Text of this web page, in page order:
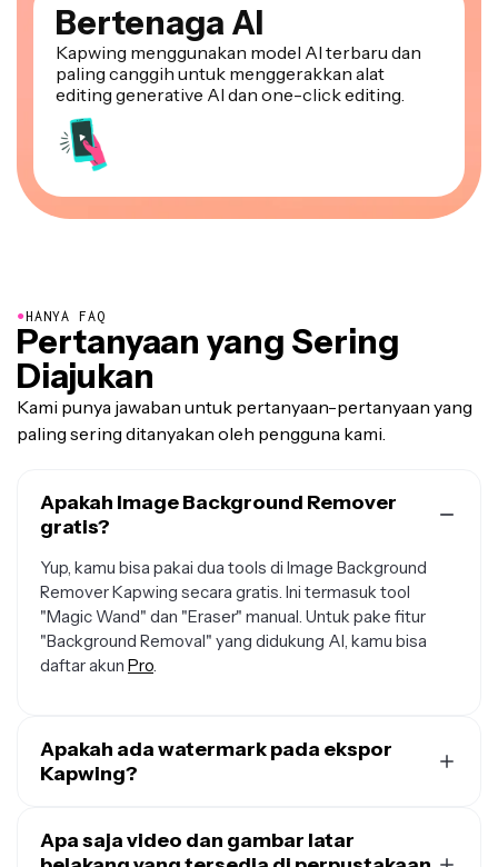
Bertenaga AI
Kapwing menggunakan model AI terbaru dan
paling canggih untuk menggerakkan alat
editing generative AI dan one-click editing.
●HANYA FAQ
Pertanyaan yang Sering
Diajukan
Kami punya jawaban untuk pertanyaan-pertanyaan yang
paling sering ditanyakan oleh pengguna kami.
Apakah Image Background Remover
gratis?
Yup, kamu bisa pakai dua tools di Image Background
Remover Kapwing secara gratis. Ini termasuk tool
"Magic Wand" dan "Eraser" manual. Untuk pake fitur
"Background Removal" yang didukung AI, kamu bisa
daftar akun Pro
Apakah ada watermark pada ekspor
Kapwing?
semua ekspor akan memiliki watermark. Setelah kamu
Apa saja video dan gambar latar